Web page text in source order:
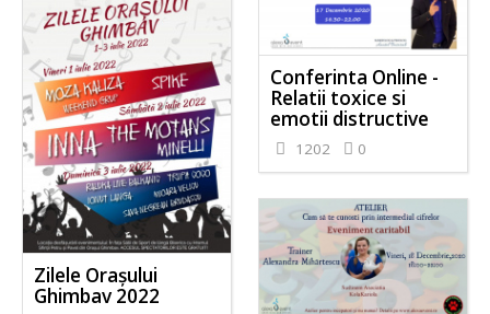
Zilele Orașului
Ghimbav 2022
Conferinta Online -
Relatii toxice si
emotii distructive
1202 0